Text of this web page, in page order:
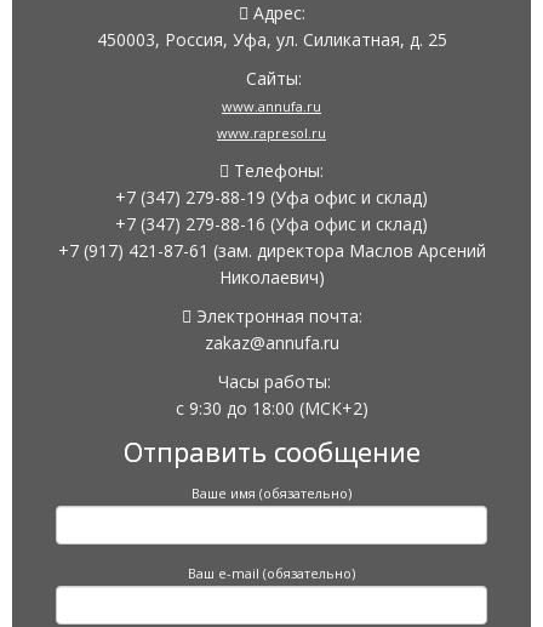
Адрес:
450003, Россия, Уфа, ул. Силикатная, д. 25
Сайты:
www.annufa.ru
www.rapresol.ru
Телефоны:
+7 (347) 279-88-19 (Уфа офис и склад)
+7 (347) 279-88-16 (Уфа офис и склад)
+7 (917) 421-87-61 (зам. директора Маслов Арсений
Николаевич)
Электронная почта:
zakaz@annufa.ru
Часы работы:
с 9:30 до 18:00 (МСК+2)
Отправить сообщение
Ваше имя (обязательно)
Ваш e-mail (обязательно)